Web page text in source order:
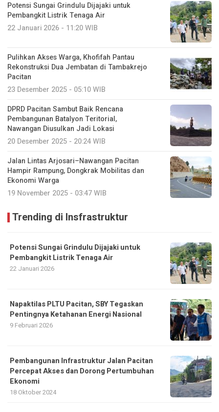
Potensi Sungai Grindulu Dijajaki untuk
Pembangkit Listrik Tenaga Air
22 Januari 2026 - 11:20 WIB
Pulihkan Akses Warga, Khofifah Pantau
Rekonstruksi Dua Jembatan di Tambakrejo
Pacitan
23 Desember 2025 - 05:10 WIB
DPRD Pacitan Sambut Baik Rencana
Pembangunan Batalyon Teritorial,
Nawangan Diusulkan Jadi Lokasi
20 Desember 2025 - 20:24 WIB
Jalan Lintas Arjosari–Nawangan Pacitan
Hampir Rampung, Dongkrak Mobilitas dan
Ekonomi Warga
19 November 2025 - 03:47 WIB
Trending di Insfrastruktur
Potensi Sungai Grindulu Dijajaki untuk
Pembangkit Listrik Tenaga Air
22 Januari 2026
Napaktilas PLTU Pacitan, SBY Tegaskan
Pentingnya Ketahanan Energi Nasional
9 Februari 2026
Pembangunan Infrastruktur Jalan Pacitan
Percepat Akses dan Dorong Pertumbuhan
Ekonomi
18 Oktober 2024